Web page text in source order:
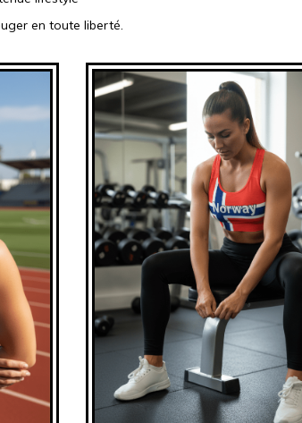
en toute liberté.